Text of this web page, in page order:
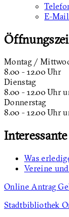
E-
Montag /
8.00 - 12.00 Uhr
Dienstag
8.00 - 12.00 Uhr
Donnerstag
8.00 - 12.00 Uhr
Was
Vereine
Online Antrag
Stadtbibliothek